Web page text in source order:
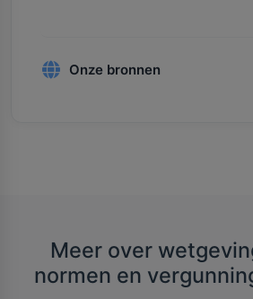
Onze bronnen
Meer over
normen en